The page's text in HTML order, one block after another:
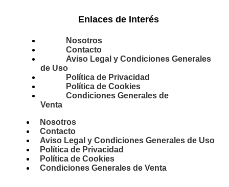
Enlaces de Interés
Nosotros
Contacto
Aviso Legal y Condiciones Generales
de Uso
Política de Privacidad
Política de Cookies
Condiciones Generales de
Venta
Nosotros
Contacto
Aviso Legal y Condiciones Generales de Uso
Política de Privacidad
Política de Cookies
Condiciones Generales de Venta